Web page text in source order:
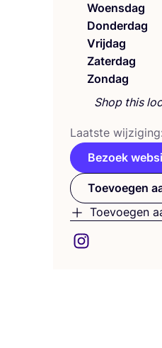
Woensdag
Donderdag
Vrijdag
Zaterdag
Zondag
Shop this
Laat­ste
Bezoek
Toevoegen
Toevoegen